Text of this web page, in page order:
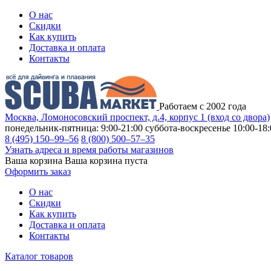
О нас
Скидки
Как купить
Доставка и оплата
Контакты
Работаем с 2002 года
Москва, Ломоносовский проспект, д.4, корпус 1 (вход со двора)
понедельник-пятница: 9:00-21:00 суббота-воскресенье 10:00-
8 (495) 150–99–56 8 (800) 500–57–35
Узнать адреса и время работы магазинов
Ваша корзина Ваша корзина пуста
Оформить заказ
О нас
Скидки
Как купить
Доставка и оплата
Контакты
Каталог товаров